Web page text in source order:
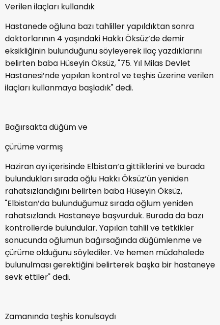
Verilen ilaçları kullandık
Hastanede oğluna bazı tahliller yapıldıktan sonra
doktorlarının 4 yaşındaki Hakkı Öksüz’de demir
eksikliğinin bulunduğunu söyleyerek ilaç yazdıklarını
belirten baba Hüseyin Öksüz, "75. Yıl Milas Devlet
Hastanesi’nde yapılan kontrol ve teşhis üzerine verilen
ilaçları kullanmaya başladık" dedi.
Bağırsakta düğüm ve
çürüme varmış
Haziran ayı içerisinde Elbistan’a gittiklerini ve burada
bulundukları sırada oğlu Hakkı Öksüz’ün yeniden
rahatsızlandığını belirten baba Hüseyin Öksüz,
"Elbistan’da bulunduğumuz sırada oğlum yeniden
rahatsızlandı. Hastaneye başvurduk. Burada da bazı
kontrollerde bulundular. Yapılan tahlil ve tetkikler
sonucunda oğlumun bağırsağında düğümlenme ve
çürüme olduğunu söylediler. Ve hemen müdahalede
bulunulması gerektiğini belirterek başka bir hastaneye
sevk ettiler" dedi.
Zamanında teşhis konulsaydı